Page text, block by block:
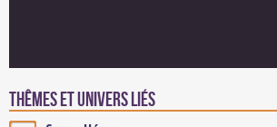
Thêmes et univers liés